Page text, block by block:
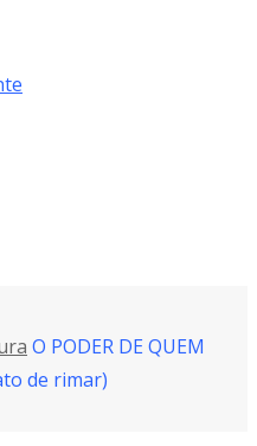
O PODER DE QUEM
de rimar)